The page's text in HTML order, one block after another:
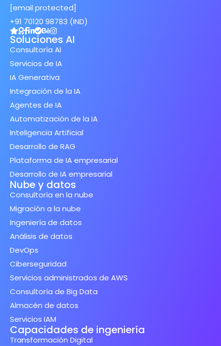
[email protected]
+91 70120 98783 (IND)
Soluciones AI
Consultoría AI
Servicios de IA
IA Generativa
Integración de la IA
Agentes de IA
Automatización de la IA
Inteligencia Artificial
Desarrollo de RAG
Plataforma de IA empresarial
Desarrollo de IA empresarial
Nube y datos
Consultoría en la nube
Migración a la nube
Ingeniería de datos
Análisis de datos
DevOps
Ciberseguridad
Servicios administrados de AWS
Consultoría de Big Data
Almacén de datos
Servicios IAM
Capacidades de ingeniería
Transformación Digital